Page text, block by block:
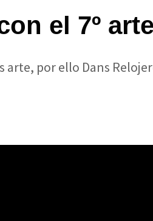
el 7º arte
arte, por ello Dans